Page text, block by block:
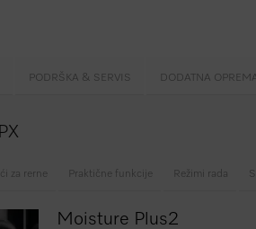
PODRŠKA & SERVIS DODATNA
za rerne Praktične funkcije Režimi rada
Moisture Plus2